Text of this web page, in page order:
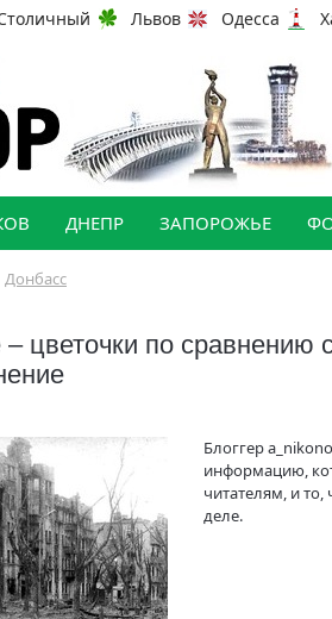
Львов Одесса
ДНЕПР ЗАПОРОЖЬЕ
Донбасс
цветочки по сравнению
Блоггер
информацию,
читателям, и
деле.